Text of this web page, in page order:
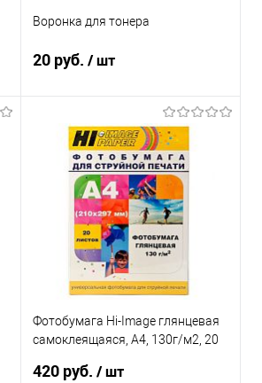
Воронка для тонера
20 руб./ шт
В корзину
Купить в 1 клик
Сравнение
В избранное
В наличии
Фотобумага Hi-Image глянцевая
самоклеящаяся, А4, 130г/м2, 20
420 руб./ шт